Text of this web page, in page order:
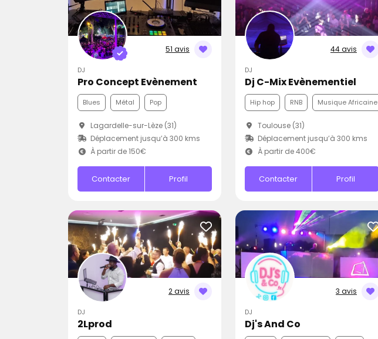
51 avis
DJ
Pro Concept Evènement
Blues Métal Pop
Lagardelle-sur-Lèze (31)
Déplacement jusqu’à 300 kms
À partir de 150€
Contacter Profil
44 avis
DJ
Dj C-Mix Evènementiel
Hip hop RNB Musique Africaine
Toulouse (31)
Déplacement jusqu’à 300 kms
À partir de 400€
Contacter Profil
2 avis
DJ
2Lprod
3 avis
DJ
Dj's And Co